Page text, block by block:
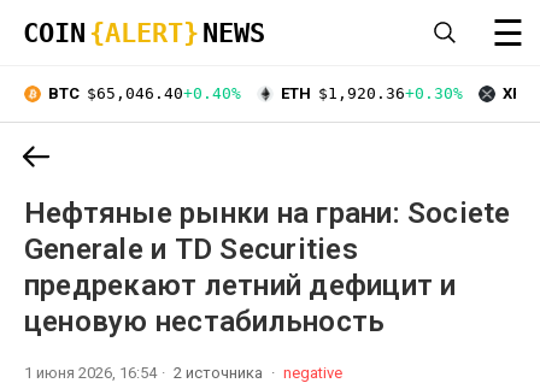
COIN {ALERT} NEWS ☰
BTC $65,046.40+0.40% ETH $1,920.36+0.30% XRP
Нефтяные рынки на грани: Societe
Generale и TD Securities
предрекают летний дефицит и
ценовую нестабильность
1 июня 2026, 16:54 2 источника negative